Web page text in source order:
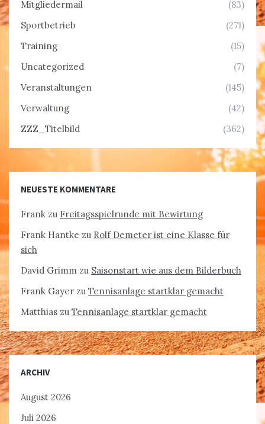
Mitgliedermail
(83)
Sportbetrieb
(271)
Training
(15)
Uncategorized
(7)
Veranstaltungen
(145)
Verwaltung
(42)
ZZZ_Titelbild
(362)
NEUESTE KOMMENTARE
Frank zu Freitagsspielrunde mit Bewirtung
Frank Hantke zu Rolf Demeter ist eine Klasse für
sich
David Grimm zu Saisonstart wie aus dem Bilderbuch
Frank Gayer zu Tennisanlage startklar gemacht
Matthias zu Tennisanlage startklar gemacht
ARCHIV
August 2026
Juli 2026